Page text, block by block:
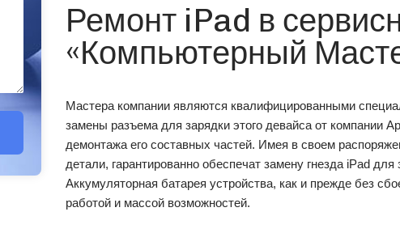
Ремонт iPad в
«Компьютерный
Мастера компании являются квалифицированными
замены разъема для зарядки этого девайса от компании
демонтажа его составных частей. Имея в своем
детали, гарантированно обеспечат замену гнезда iPad
Аккумуляторная батарея устройства, как и прежде без
работой и массой возможностей.